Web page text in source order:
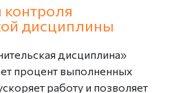
дисциплины
дисциплина»
процент выполненных
работу и позволяет